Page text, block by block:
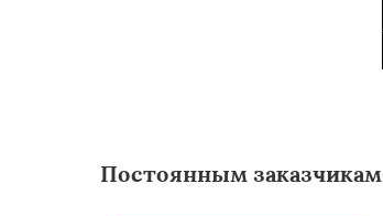
Постоянным заказчикам